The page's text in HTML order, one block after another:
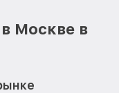
от 750₽
Москве в